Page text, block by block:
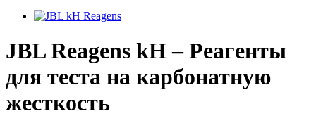
JBL Reagens kH – Реагенты
для теста на карбонатную
жесткость